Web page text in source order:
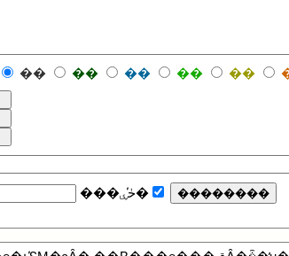
�� �� �� �� ��
���ڂ̕ۑ�